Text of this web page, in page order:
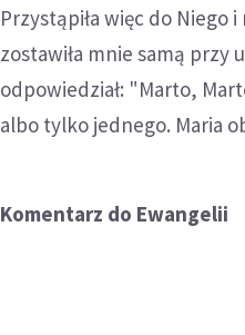
Przystąpiła więc do Niego
zostawiła mnie samą przy
odpowiedział: "Marto,
albo tylko jednego. Maria
Komentarz do Ewangelii